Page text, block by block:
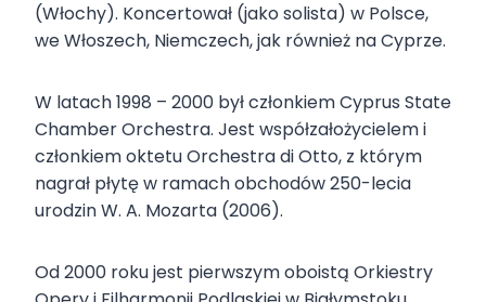
(Włochy). Koncertował (jako solista) w Polsce,
we Włoszech, Niemczech, jak również na Cyprze.
W latach 1998 – 2000 był członkiem Cyprus State
Chamber Orchestra. Jest współzałożycielem i
członkiem oktetu Orchestra di Otto, z którym
nagrał płytę w ramach obchodów 250-lecia
urodzin W. A. Mozarta (2006).
Od 2000 roku jest pierwszym oboistą Orkiestry